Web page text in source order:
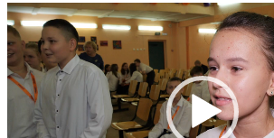
Видеоплеер